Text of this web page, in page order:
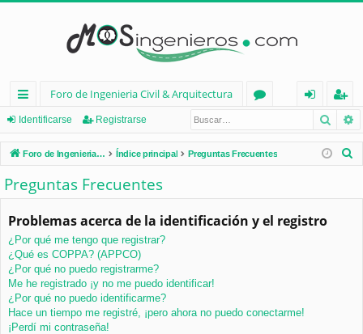
nl
ac
es
rá
pi
d
os
Foro de Ingenieria Civil & Arquitectura
os
nt
ifi
rs
eg
ist
ra
Identificarse Registrarse
Foro de Ingenieria Civil & Arquitectura Índice principal Preguntas Frecuentes
Preguntas Frecuentes
Problemas acerca de la identificación y el registro
¿Por qué me tengo que registrar?
¿Qué es COPPA? (APPCO)
¿Por qué no puedo registrarme?
Me he registrado ¡y no me puedo identificar!
¿Por qué no puedo identificarme?
Hace un tiempo me registré, ¡pero ahora no puedo conectarme!
¡Perdí mi contraseña!